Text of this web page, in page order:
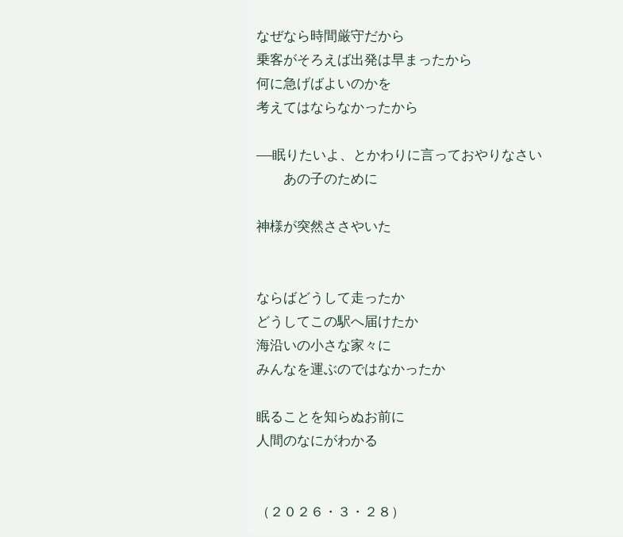
なぜなら時間厳守だから
乗客がそろえば出発は早まったから
何に急げばよいのかを
考えてはならなかったから
——眠りたいよ、とかわりに言っておやりなさい
あの子のために
神様が突然ささやいた
ならばどうして走ったか
どうしてこの駅へ届けたか
海沿いの小さな家々に
みんなを運ぶのではなかったか
眠ることを知らぬお前に
人間のなにがわかる
（２０２６・３・２８）